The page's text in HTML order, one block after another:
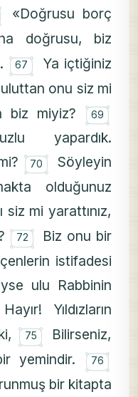
«Doğrusu borç
doğrusu, biz
۝
67
Ya içtiğiniz
onu siz mi
biz miyiz? ۝
69
yapardık.
۝
70
Söyleyin
olduğunuz
siz mi yarattınız,
۝
72
Biz onu bir
istifadesi
ulu Rabbinin
Hayır! Yıldızların
۝
75
Bilirseniz,
yemindir. ۝
76
bir kitapta